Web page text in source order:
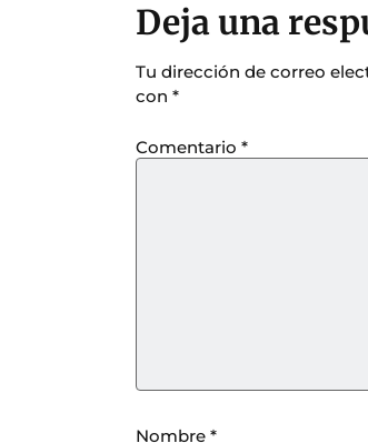
Deja una
Tu dirección de correo
con *
Comentario *
Nombre *